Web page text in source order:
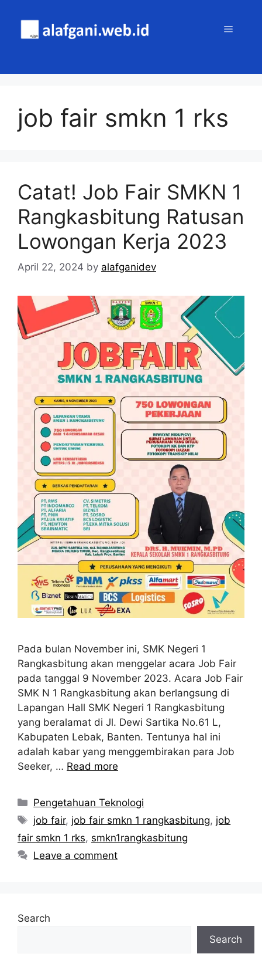
content
MENU
job fair smkn 1 rks
Catat! Job Fair SMKN 1
Rangkasbitung Ratusan
Lowongan Kerja 2023
April 22, 2024 by alafganidev
Pada bulan November ini, SMK Negeri 1
Rangkasbitung akan menggelar acara Job Fair
pada tanggal 9 November 2023. Acara Job Fair
SMK N 1 Rangkasbitung akan berlangsung di
Lapangan Hall SMK Negeri 1 Rangkasbitung
yang beralamat di Jl. Dewi Sartika No.61 L,
Kabupaten Lebak, Banten. Tentunya hal ini
adalah kabar yang menggembirakan para Job
Seeker, … Read more
Categories
Pengetahuan Teknologi
Tags
job fair, job fair smkn 1 rangkasbitung, job
fair smkn 1 rks, smkn1rangkasbitung
Leave a comment
Search
Search